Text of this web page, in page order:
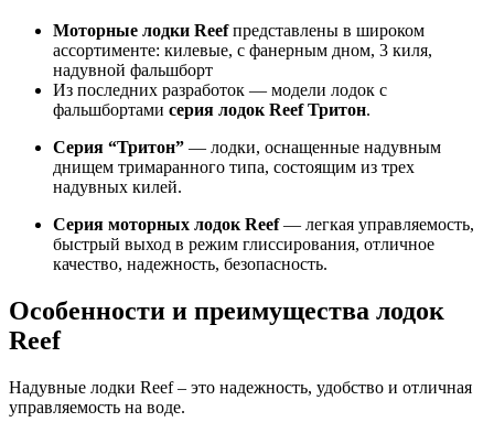
Моторные лодки Reefпредставлены в широком
ассортименте: килевые, с фанерным дном, 3 киля,
надувной фальшборт
Из последних разработок — модели лодок с
фальшбортами серия лодок Reef Тритон.
Серия “Тритон” — лодки, оснащенные надувным
днищем тримаранного типа, состоящим из трех
надувных килей.
Серия моторных лодок Reef— легкая управляемость,
быстрый выход в режим глиссирования, отличное
качество, надежность, безопасность.
Особенности и преимущества лодок
Reef
Надувные лодки Reef – это надежность, удобство и отличная
управляемость на воде.